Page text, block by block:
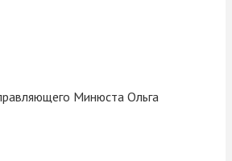
Минюста Ольга